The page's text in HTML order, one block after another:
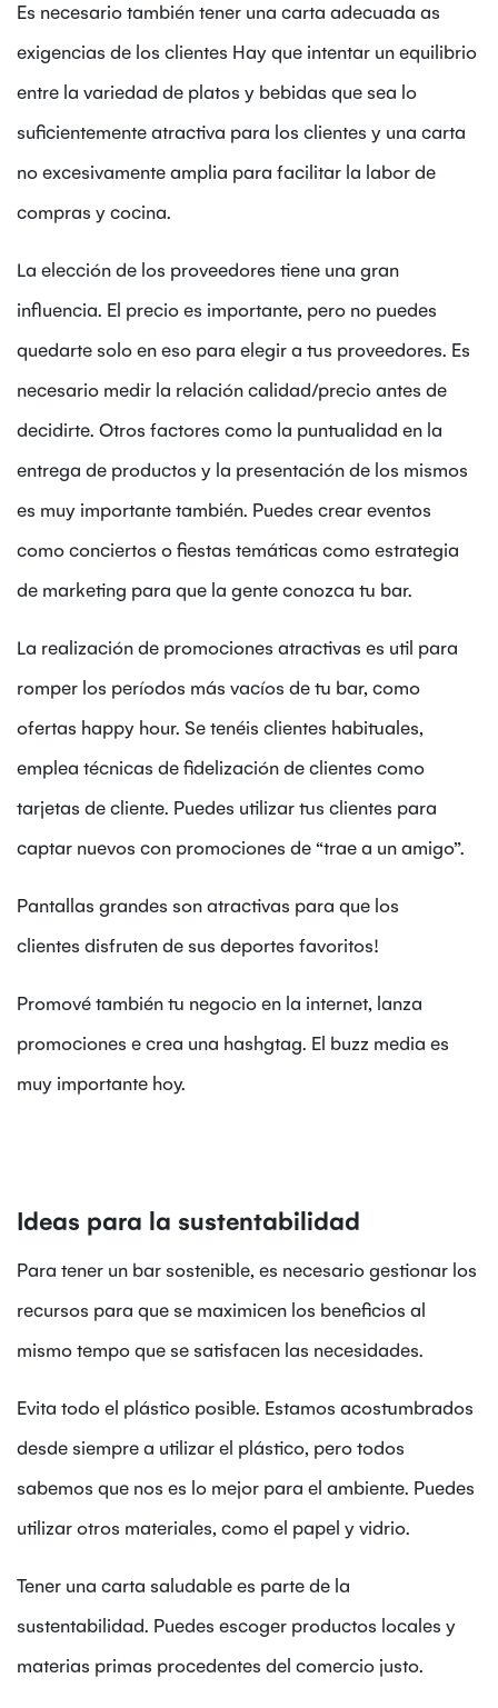
Es necesario también tener una carta adecuada as
exigencias de los clientes Hay que intentar un equilibrio
entre la variedad de platos y bebidas que sea lo
suficientemente atractiva para los clientes y una carta
no excesivamente amplia para facilitar la labor de
compras y cocina.
La elección de los proveedores tiene una gran
influencia. El precio es importante, pero no puedes
quedarte solo en eso para elegir a tus proveedores. Es
necesario medir la relación calidad/precio antes de
decidirte. Otros factores como la puntualidad en la
entrega de productos y la presentación de los mismos
es muy importante también. Puedes crear eventos
como conciertos o fiestas temáticas como estrategia
de marketing para que la gente conozca tu bar.
La realización de promociones atractivas es util para
romper los períodos más vacíos de tu bar, como
ofertas happy hour. Se tenéis clientes habituales,
emplea técnicas de fidelización de clientes como
tarjetas de cliente. Puedes utilizar tus clientes para
captar nuevos con promociones de “trae a un amigo”.
Pantallas grandes son atractivas para que los
clientes disfruten de sus deportes favoritos!
Promové también tu negocio en la internet, lanza
promociones e crea una hashgtag. El buzz media es
muy importante hoy.
Ideas para la sustentabilidad
Para tener un bar sostenible, es necesario gestionar los
recursos para que se maximicen los beneficios al
mismo tempo que se satisfacen las necesidades.
Evita todo el plástico posible. Estamos acostumbrados
desde siempre a utilizar el plástico, pero todos
sabemos que nos es lo mejor para el ambiente. Puedes
utilizar otros materiales, como el papel y vidrio.
Tener una carta saludable es parte de la
sustentabilidad. Puedes escoger productos locales y
materias primas procedentes del comercio justo.